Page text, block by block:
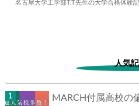
名古屋大学工学部T.T先生の大学合格体験記
人気
MARCH付属高校の